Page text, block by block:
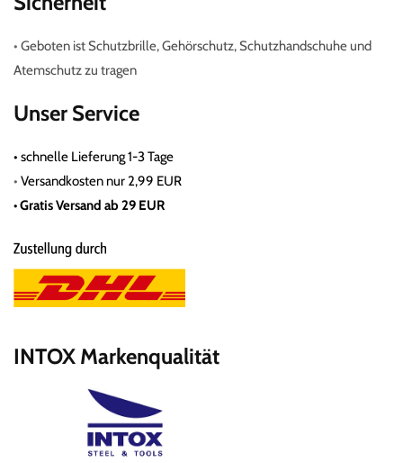
• Geboten ist Schutzbrille, Gehörschutz, Schutzhandschuhe und
Atemschutz zu tragen
Unser Service
• schnelle Lieferung 1-3 Tage
• Versandkosten nur 2,99 EUR
• GratisVersand ab 29 EUR
INTOX Markenqualität